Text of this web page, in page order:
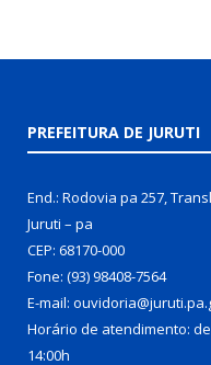
PREFEITURA DE JURUTI
End.: Rodovia pa 257,
Juruti – pa
CEP: 68170-000
Fone: (93) 98408-7564
E-mail:
Horário de atendimento:
14:00h